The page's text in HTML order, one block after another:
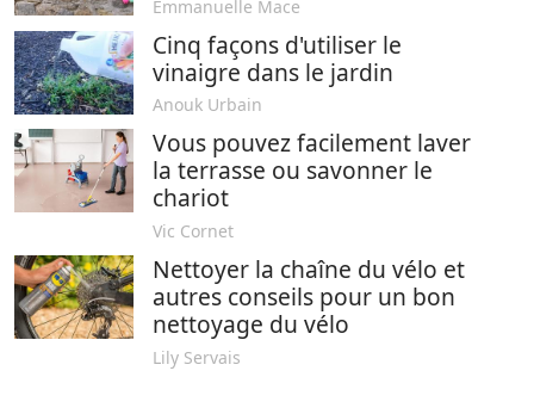
Emmanuelle Mace
Cinq façons d'utiliser le
vinaigre dans le jardin
Anouk Urbain
Vous pouvez facilement laver
la terrasse ou savonner le
chariot
Vic Cornet
Nettoyer la chaîne du vélo et
autres conseils pour un bon
nettoyage du vélo
Lily Servais